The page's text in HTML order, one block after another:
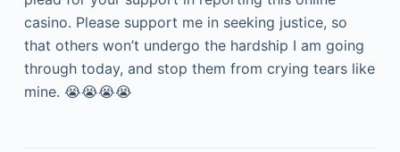
casino. Please support me in seeking justice, so
that others won’t undergo the hardship I am going
through today, and stop them from crying tears like
mine. 😭😭😭😭